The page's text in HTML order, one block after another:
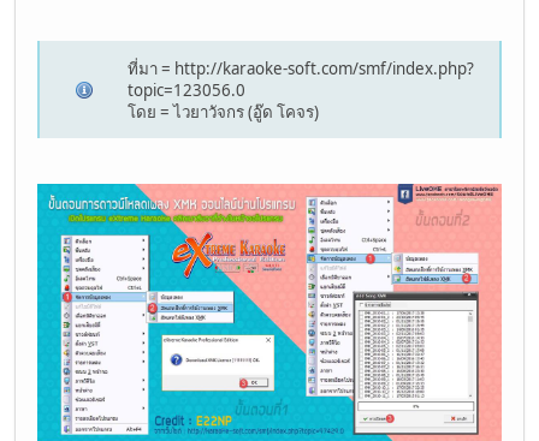
ที่มา = http://karaoke-soft.com/smf/index.php?
topic=123056.0
โดย = ไวยาวัจกร (อู๊ด โคจร)